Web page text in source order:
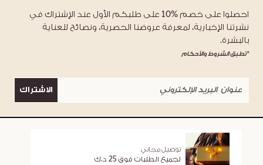
احصلوا على خصم %10 على طلبكم الأول عند الإشتراك في
نشرتنا الإخبارية، لمعرفة عروضنا الحصرية، ونصائح للعناية
بالبشرة.
*تطبق الشروط والأحكام
الاشتراك
توصيل مجاني
لجميع الطلبات فوق 25 د.ك